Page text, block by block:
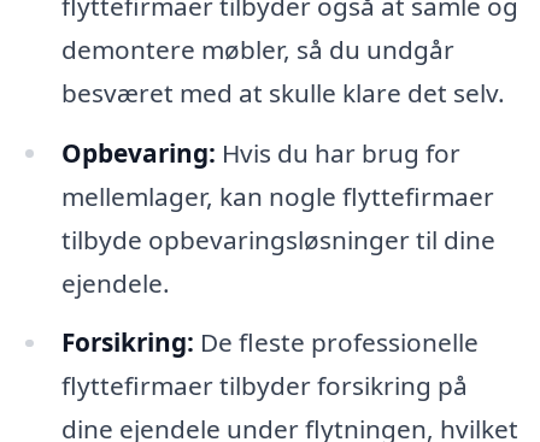
demontere møbler, så du undgår
besværet med at skulle klare det selv.
Opbevaring: Hvis du har brug for
mellemlager, kan nogle flyttefirmaer
tilbyde opbevaringsløsninger til dine
ejendele.
Forsikring: De fleste professionelle
flyttefirmaer tilbyder forsikring på
dine ejendele under flytningen, hvilket